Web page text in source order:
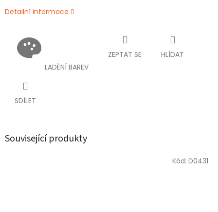
Detailní informace
LADĚNÍ BAREV
ZEPTAT SE HLÍDAT
SDÍLET
Související produkty
Kód: D0431